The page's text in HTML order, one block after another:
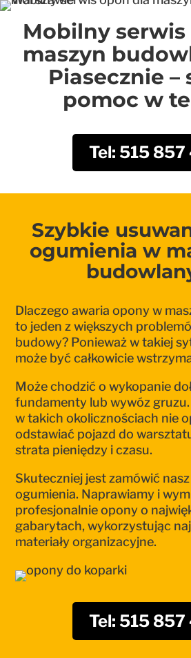
Mobilny
maszyn
Piasecznie –
pomoc w
Tel: 515 857
Szybkie
ogumienia w
Dlaczego awaria opony w
to jeden z większych
budowy? Ponieważ w takiej
może być całkowicie
Może chodzić o wykopanie
fundamenty lub wywóz
w takich okolicznościach nie
odstawiać pojazd do
strata pieniędzy i czasu.
Skuteczniej jest zamówić
ogumienia. Naprawiamy i
profesjonalnie opony o
gabarytach, wykorzystując
materiały organizacyjne.
Tel: 515 857